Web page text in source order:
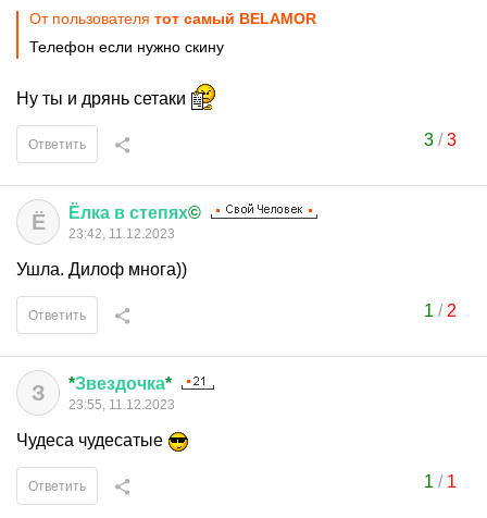
От пользователя тот самый BELAMOR
Телефон если нужно скину
Ну ты и дрянь сетаки
3/3
Ответить
Ё Ёлка в степях©
23:42, 11.12.2023
Ушла. Дилоф многа))
1/2
Ответить
З *Звездочка*
23:55, 11.12.2023
Чудеса чудесатые
1/ 1
Ответить